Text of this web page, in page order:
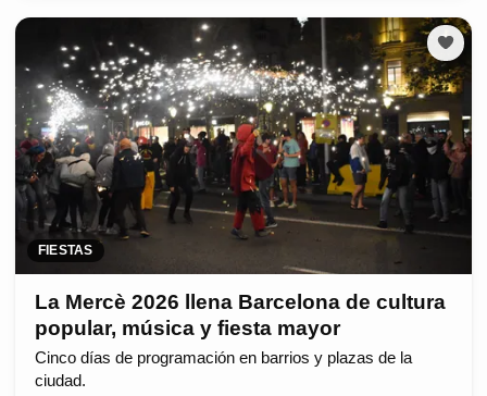
FIESTAS
La Mercè 2026 llena Barcelona de cultura
popular, música y fiesta mayor
Cinco días de programación en barrios y plazas de la
ciudad.